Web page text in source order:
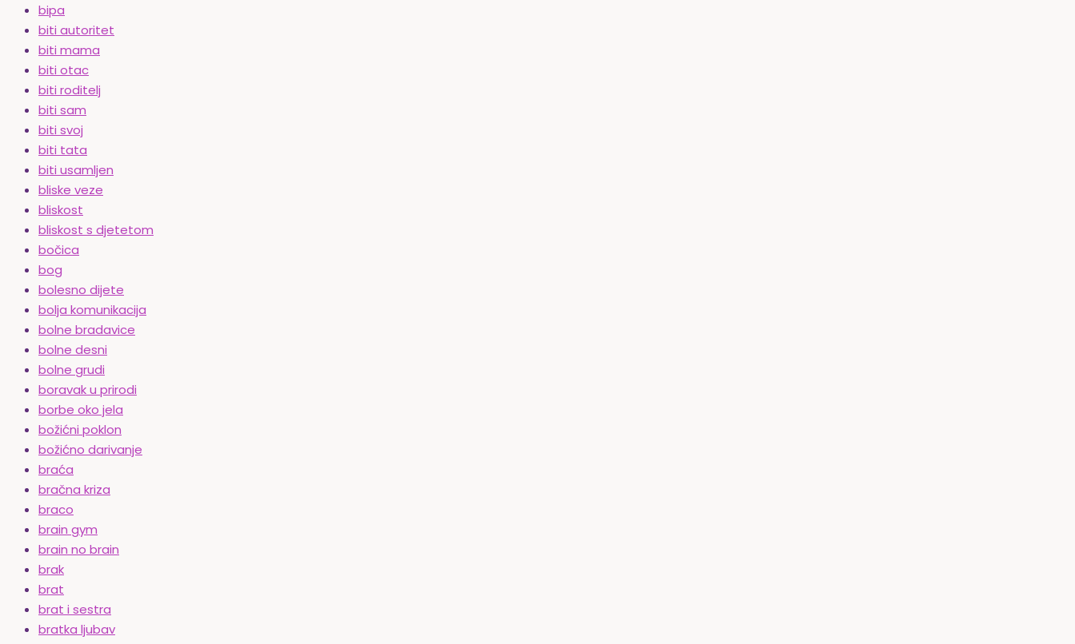
bipa
biti autoritet
biti mama
biti otac
biti roditelj
biti sam
biti svoj
biti tata
biti usamljen
bliske veze
bliskost
bliskost s djetetom
bočica
bog
bolesno dijete
bolja komunikacija
bolne bradavice
bolne desni
bolne grudi
boravak u prirodi
borbe oko jela
božićni poklon
božićno darivanje
braća
bračna kriza
braco
brain gym
brain no brain
brak
brat
brat i sestra
bratka ljubav